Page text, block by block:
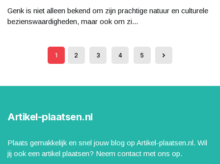
Genk is niet alleen bekend om zijn prachtige natuur en culturele
bezienswaardigheden, maar ook om zi...
1 2 3 4 5
Artikel-plaatsen.nl
Plaats gemakkelijk en snel jouw blog op Artikel-plaatsen.nl. Wil
jij ook een artikel plaatsen? Neem contact met ons op.